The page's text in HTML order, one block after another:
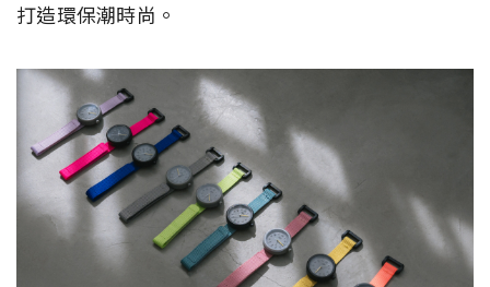
打造環保潮時尚。